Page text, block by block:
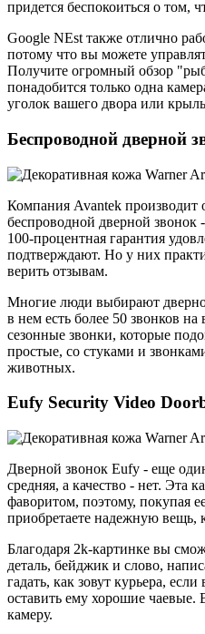
придется беспокоиться о том,
Google NEst также отлично
потому что вы можете
Получите огромный обзор
понадобится только одна
уголок вашего двора или
Беспроводной дверной
Компания Avantek производит
беспроводной дверной звонок
100-процентная гарантия
подтверждают. Но у них
верить отзывам.
Многие люди выбирают
в нем есть более 50 звонков
сезонные звонки, которые
простые, со стуками и
животных.
Eufy Security Video
Дверной звонок Eufy - еще
средняя, а качество - нет. Эта
фаворитом, поэтому, покупая
приобретаете надежную вещь,
Благодаря 2k-картинке вы
деталь, бейджик и слово,
гадать, как зовут курьера,
оставить ему хорошие
камеру.